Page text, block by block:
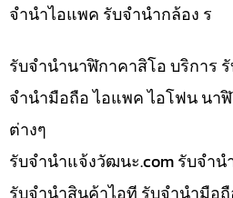
จำนำไอแพค รับจำนำกล้อง ร
รับจำนำนาฬิกาคาสิโอ บริการ
จำนำมือถือ ไอแพค ไอโฟน นา
ต่างๆ
รับจํานําแจ้งวัฒนะ.com รับจำ